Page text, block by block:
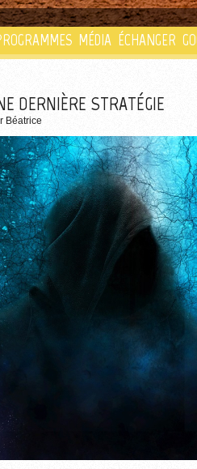
MÉDIA ÉCHANGER
DERNIÈRE STRATÉGIE
Béatrice